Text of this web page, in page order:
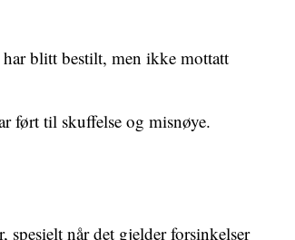
blitt bestilt, men ikke mottatt
ført til skuffelse og misnøye.
når det gjelder forsinkelser